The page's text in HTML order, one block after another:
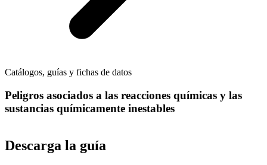
Catálogos, guías y fichas de datos
Peligros asociados a las reacciones químicas y las
sustancias químicamente inestables
Descarga la guía